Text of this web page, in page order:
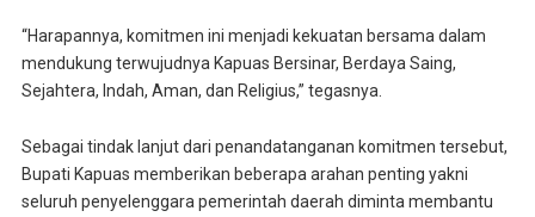
“Harapannya, komitmen ini menjadi kekuatan bersama dalam
mendukung terwujudnya Kapuas Bersinar, Berdaya Saing,
Sejahtera, Indah, Aman, dan Religius,” tegasnya.
Sebagai tindak lanjut dari penandatanganan komitmen tersebut,
Bupati Kapuas memberikan beberapa arahan penting yakni
seluruh penyelenggara pemerintah daerah diminta membantu